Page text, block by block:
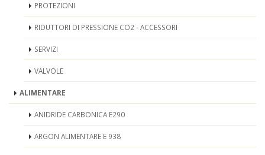
PROTEZIONI
RIDUTTORI DI PRESSIONE CO2 - ACCESSORI
SERVIZI
VALVOLE
ALIMENTARE
ANIDRIDE CARBONICA E290
ARGON ALIMENTARE E 938